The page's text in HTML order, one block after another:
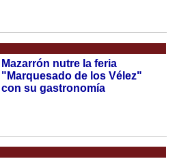
Mazarrón nutre la feria
"Marquesado de los Vélez"
con su gastronomía